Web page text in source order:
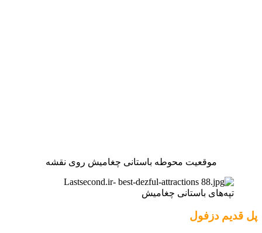
موقعیت محوطه باستانی چغامیش روی نقشه
تپه‌های باستانی چغامیش
پل قدیم دزفول